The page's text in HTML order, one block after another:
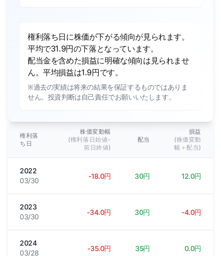
権利落ち日に株価が下がる傾向が見られます。
平均で31.9円の下落となっています。
配当金を含めた損益に明確な傾向は見られませ
ん。平均損益は1.9円です。
※過去の実績は将来の結果を保証するものではありま
せん。投資判断は自己責任でお願いいたします。
権利落
ち日
株価変動幅
(権利落日始値-
前日終値)
配当
損益
(株価変動
幅＋配当)
2022
03/30
-18.0円 30円 12.0円
2023
03/30
-34.0円 30円 -4.0円
2024
03/28
-35.0円 35円 0.0円